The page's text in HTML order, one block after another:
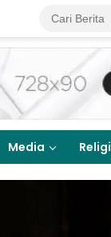
Media Religi